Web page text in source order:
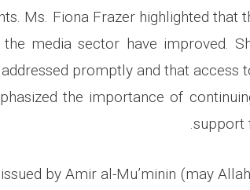
Ms. Fiona Frazer highlighted that
media sector have improved.
promptly and that access
the importance of
support
by Amir al-Mu’minin (may